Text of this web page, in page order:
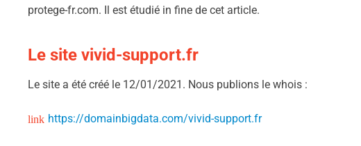
protege-fr.com. Il est étudié in fine de cet article.
Le site vivid-support.fr
Le site a été créé le 12/01/2021. Nous publions le whois :
https://domainbigdata.com/vivid-support.fr